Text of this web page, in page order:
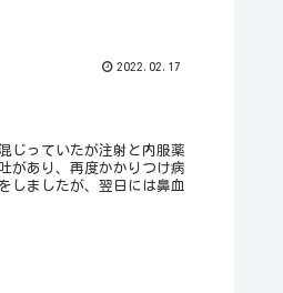
2022.02.17
じっていたが注射と内服薬
があり、再度かかりつけ病
しましたが、翌日には鼻血